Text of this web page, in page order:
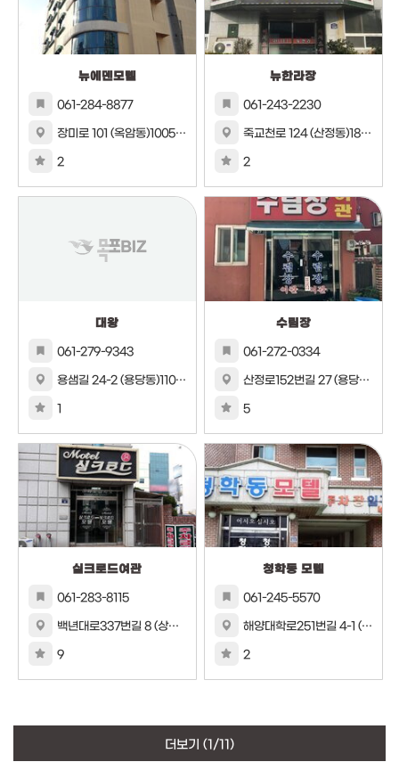
뉴에덴모텔
061-284-8877
장미로 101 (옥암동)1005번지 3호
2
뉴한라장
061-243-2230
죽교천로 124 (산정동)1808번지 9호
2
대왕
061-279-9343
용샘길 24-2 (용당동)1103번지 18호
1
수림장
061-272-0334
산정로152번길 27 (용당동)
5
실크로드여관
061-283-8115
백년대로337번길 8 (상동)849번지 14호
9
청학동 모텔
061-245-5570
해양대학로251번길 4-1 (죽교동)536번지 85호
2
더보기 (1/11)